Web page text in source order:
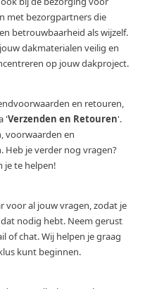
met bezorgpartners die
betrouwbaarheid als wijzelf.
dakmaterialen veilig en
op jouw dakproject.
en retouren,
'Verzenden en Retouren'.
voorwaarden en
je verder nog vragen?
je te helpen!
voor al jouw vragen, zodat je
nodig hebt. Neem gerust
of chat. Wij helpen je graag
kunt beginnen.